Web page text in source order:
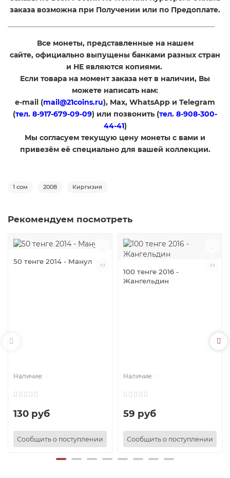
заказа возможна при Получении или по Предоплате.
Все монеты, представленные на нашем
сайте, официально выпущены банками разных стран
и НЕ являются копиями.
Если товара на момент заказа нет в наличии, Вы
можете написать нам:
e-mail (mail@21coins.ru), Max, WhatsApp и Telegram
(тел. 8-917-679-09-09) или позвонить (тел. 8-908-300-
44-41)
​Мы согласуем текущую цену монеты с вами и
привезём её специально для вашей коллекции.
1 сом 2008 Киргизия
Рекомендуем посмотреть
50 тенге 2014 - Манул
130 руб
Сообщить о поступлении
100 тенге 2016 -
Жангельдин
59 руб
Сообщить о поступлении